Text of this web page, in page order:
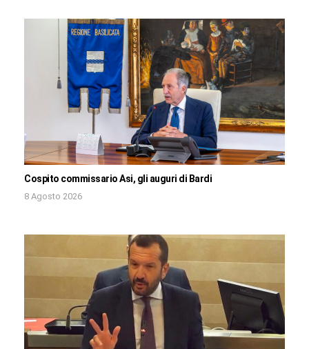
Cospito commissario Asi, gli auguri di Bardi
8 Agosto 2026